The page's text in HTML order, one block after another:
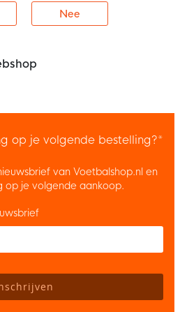
Nee
op je volgende bestelling?*
van Voetbalshop.nl en
op je volgende aankoop.
the privacy policy to subscribe to